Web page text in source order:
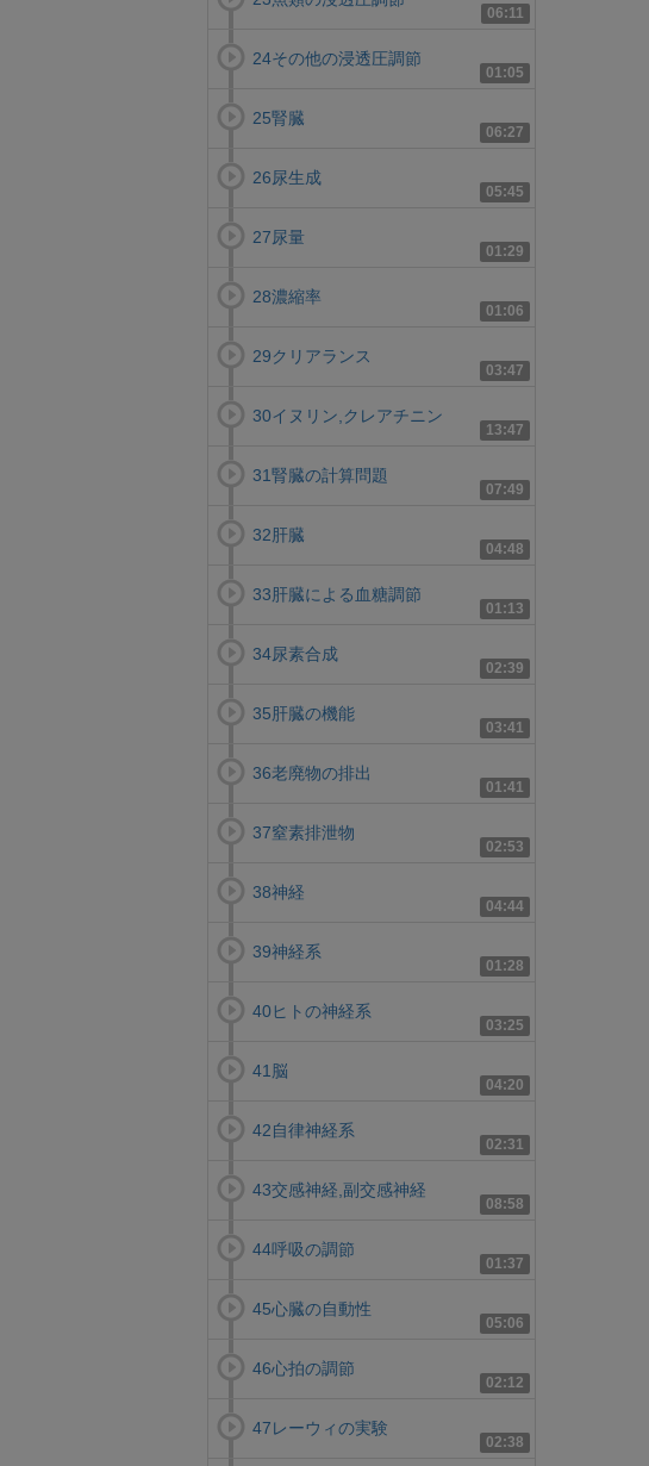
06:11
01:05
24その他の浸透圧調節
06:27
25腎臓
05:45
26尿生成
01:29
27尿量
01:06
28濃縮率
03:47
29クリアランス
13:47
30イヌリン,クレアチニン
07:49
31腎臓の計算問題
04:48
32肝臓
01:13
33肝臓による血糖調節
02:39
34尿素合成
03:41
35肝臓の機能
01:41
36老廃物の排出
02:53
37窒素排泄物
04:44
38神経
01:28
39神経系
03:25
40ヒトの神経系
04:20
41脳
02:31
42自律神経系
08:58
43交感神経,副交感神経
01:37
44呼吸の調節
05:06
45心臓の自動性
02:12
46心拍の調節
02:38
47レーウィの実験